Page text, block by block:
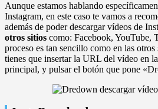
Aunque estamos hablando
Instagram, en este caso te vamos a
además de poder descargar vídeos de
otros sitios como: Facebook, YouTube,
proceso es tan sencillo como en las
tienes que insertar la URL del vídeo en
principal, y pulsar el botón que pone